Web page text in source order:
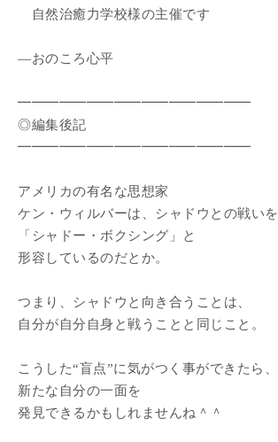
自然治癒力学校様の主催です
―おのころ心平
━━━━━━━━━━━━━━━━━
◎編集後記
━━━━━━━━━━━━━━━━━
アメリカの有名な思想家
ケン・ウィルバーは、シャドウとの戦いを
「シャドー・ボクシング」と
形容しているのだとか。
つまり、シャドウと向き合うことは、
自分が自分自身と戦うことと同じこと。
こうした“盲点”に気がつく事ができたら、
新たな自分の一面を
発見できるかもしれませんね＾＾